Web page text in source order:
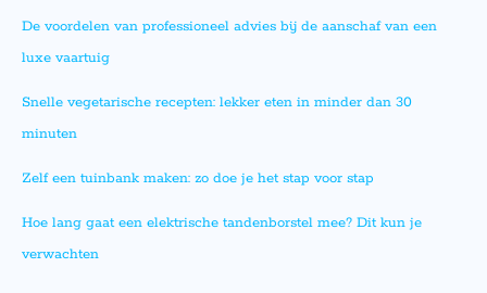
De voordelen van professioneel advies bij de aanschaf van een
luxe vaartuig
Snelle vegetarische recepten: lekker eten in minder dan 30
minuten
Zelf een tuinbank maken: zo doe je het stap voor stap
Hoe lang gaat een elektrische tandenborstel mee? Dit kun je
verwachten